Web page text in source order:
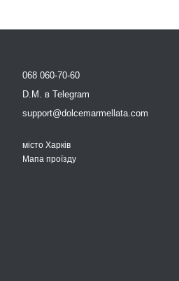
068 060-70-60
D.M. в Telegram
support@dolcemarmellata.com
місто Харків
Мапа проїзду